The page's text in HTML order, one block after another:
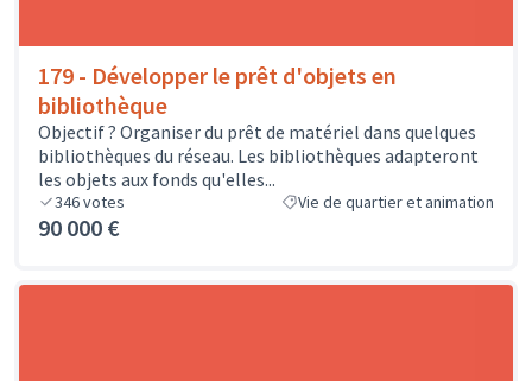
179 - Développer le prêt d'objets en
bibliothèque
Objectif ? Organiser du prêt de matériel dans quelques
bibliothèques du réseau. Les bibliothèques adapteront
les objets aux fonds qu'elles...
346votes Vie de quartier et animation
90 000 €